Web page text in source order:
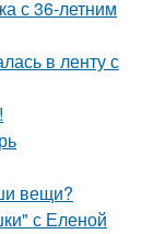
с 36-летним
в ленту с
вещи?
с Еленой